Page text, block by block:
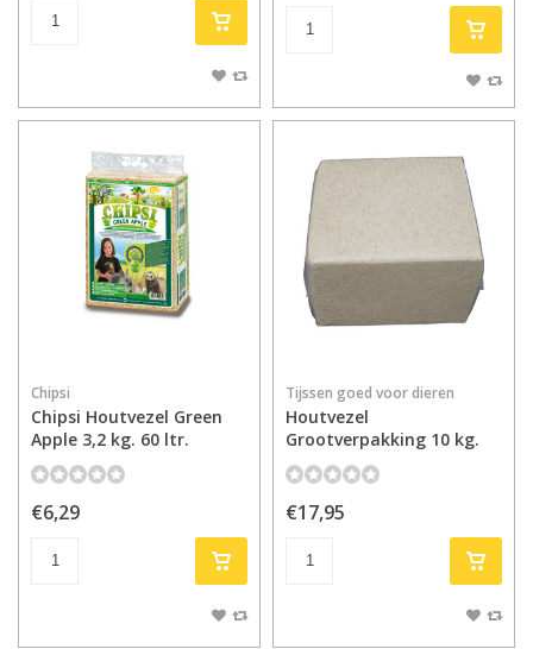
Chipsi
Chipsi Houtvezel Green
Apple 3,2 kg. 60 ltr.
€6,29
Tijssen goed voor dieren
Houtvezel
Grootverpakking 10 kg.
€17,95